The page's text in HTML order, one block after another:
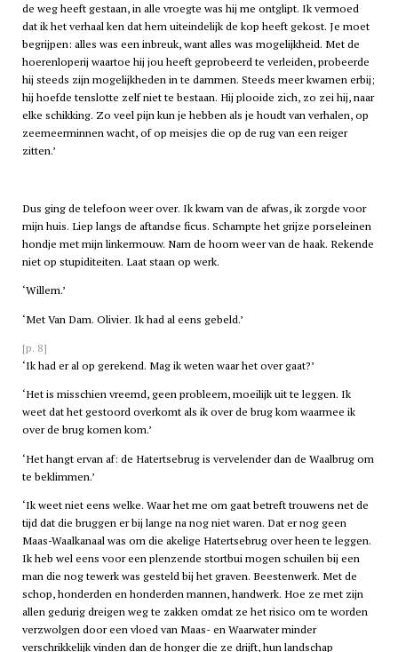
de weg heeft gestaan, in alle vroegte was hij me ontglipt. Ik vermoed
dat ik het verhaal ken dat hem uiteindelijk de kop heeft gekost. Je moet
begrijpen: alles was een inbreuk, want alles was mogelijkheid. Met de
hoerenloperij waartoe hij jou heeft geprobeerd te verleiden, probeerde
hij steeds zijn mogelijkheden in te dammen. Steeds meer kwamen erbij;
hij hoefde tenslotte zelf niet te bestaan. Hij plooide zich, zo zei hij, naar
elke schikking. Zo veel pijn kun je hebben als je houdt van verhalen, op
zeemeerminnen wacht, of op meisjes die op de rug van een reiger
zitten.’
Dus ging de telefoon weer over. Ik kwam van de afwas, ik zorgde voor
mijn huis. Liep langs de aftandse ficus. Schampte het grijze porseleinen
hondje met mijn linkermouw. Nam de hoorn weer van de haak. Rekende
niet op stupiditeiten. Laat staan op werk.
‘Willem.’
‘Met Van Dam. Olivier. Ik had al eens gebeld.’
[p. 8]
‘Ik had er al op gerekend. Mag ik weten waar het over gaat?’
‘Het is misschien vreemd, geen probleem, moeilijk uit te leggen. Ik
weet dat het gestoord overkomt als ik over de brug kom waarmee ik
over de brug komen kom.’
‘Het hangt ervan af: de Hatertsebrug is vervelender dan de Waalbrug om
te beklimmen.’
‘Ik weet niet eens welke. Waar het me om gaat betreft trouwens net de
tijd dat die bruggen er bij lange na nog niet waren. Dat er nog geen
Maas-Waalkanaal was om die akelige Hatertsebrug over heen te leggen.
Ik heb wel eens voor een plenzende stortbui mogen schuilen bij een
man die nog tewerk was gesteld bij het graven. Beestenwerk. Met de
schop, honderden en honderden mannen, handwerk. Hoe ze met zijn
allen gedurig dreigen weg te zakken omdat ze het risico om te worden
verzwolgen door een vloed van Maas- en Waarwater minder
verschrikkelijk vinden dan de honger die ze drijft, hun landschap